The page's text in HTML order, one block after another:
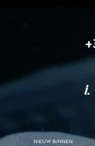
i.
NIEUW BINNEN